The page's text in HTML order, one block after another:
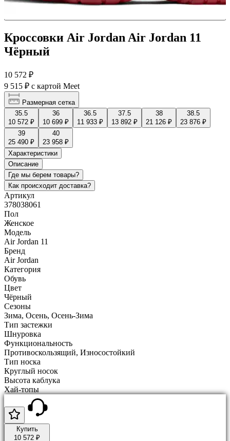
Кроссовки Air Jordan Air Jordan 11
Чёрный
10 572 ₽
9 515 ₽ с картой Meet
Размерная сетка
35.5
10 572 ₽
36
10 699 ₽
36.5
11 933 ₽
37.5
13 892 ₽
38
21 126 ₽
38.5
23 876 ₽
39
25 490 ₽
40
23 958 ₽
Характеристики
Описание
Где мы берем товары?
Как происходит доставка?
Артикул
378038061
Пол
Женское
Модель
Air Jordan 11
Бренд
Air Jordan
Категория
Обувь
Цвет
Чёрный
Сезоны
Зима, Осень, Осень-Зима
Тип застежки
Шнуровка
Функциональность
Противоскользящий, Износостойкий
Тип носка
Круглый носок
Высота каблука
Хай-топы
Купить
10 572 ₽